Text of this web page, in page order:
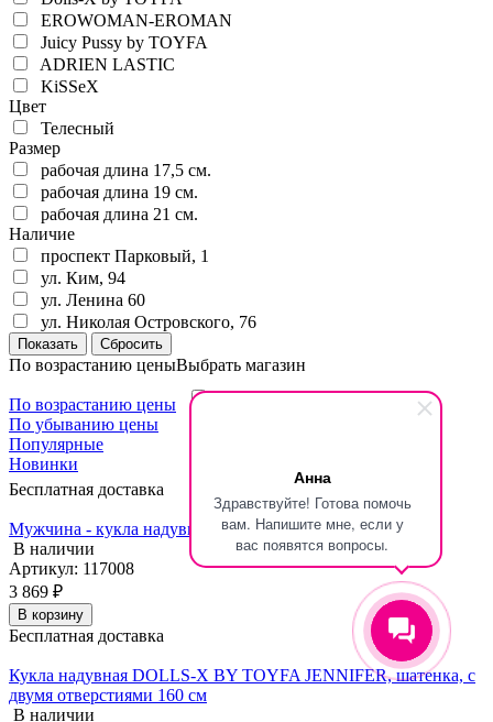
Анна
Здравствуйте! Готова помочь
вам. Напишите мне, если у
вас появятся вопросы.
EROWOMAN-EROMAN
Juicy Pussy by TOYFA
ADRIEN LASTIC
KiSSeX
Цвет
Телесный
Размер
рабочая длина 17,5 см.
рабочая длина 19 см.
рабочая длина 21 см.
Наличие
проспект Парковый, 1
ул. Ким, 94
ул. Ленина 60
ул. Николая Островского, 76
По возрастанию цены
По возрастанию цены
По убыванию цены
Популярные
Новинки
Выбрать магазин
проспект Парковый, 1
Бесплатная доставка
Мужчина - кукла надувная, рост 160 см.
В наличии
Артикул: 117008
3 869 ₽
В корзину
Бесплатная доставка
Кукла надувная DOLLS-X BY TOYFA JENNIFER, шатенка, с
двумя отверстиями 160 см
В наличии